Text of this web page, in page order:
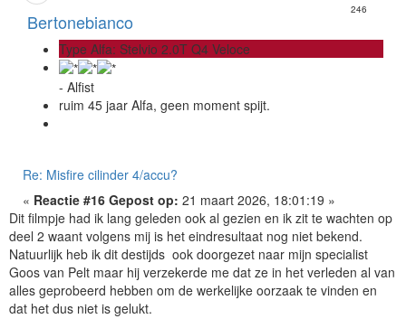
Bertonebianco
246
Type Alfa: Stelvio 2.0T Q4 Veloce
- Alfist
ruim 45 jaar Alfa, geen moment spijt.
Re: Misfire cilinder 4/accu?
« Reactie #16 Gepost op: 21 maart 2026, 18:01:19 »
Dit filmpje had ik lang geleden ook al gezien en ik zit te wachten op
deel 2 waant volgens mij is het eindresultaat nog niet bekend.
Natuurlijk heb ik dit destijds ook doorgezet naar mijn specialist
Goos van Pelt maar hij verzekerde me dat ze in het verleden al van
alles geprobeerd hebben om de werkelijke oorzaak te vinden en
dat het dus niet is gelukt.